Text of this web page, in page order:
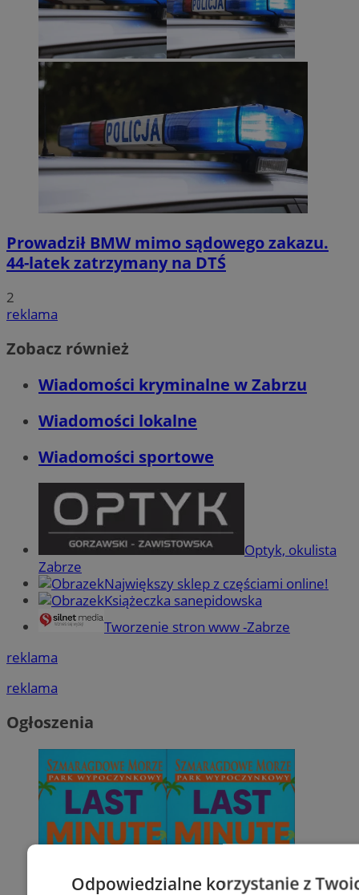
Prowadził BMW mimo sądowego zakazu.
44-latek zatrzymany na DTŚ
2
reklama
Zobacz również
Wiadomości kryminalne w Zabrzu
Wiadomości lokalne
Wiadomości sportowe
Optyk, okulista
Zabrze
Największy sklep z częściami online!
Książeczka sanepidowska
Tworzenie stron www -Zabrze
reklama
reklama
Ogłoszenia
Odpowiedzialne korzystanie z